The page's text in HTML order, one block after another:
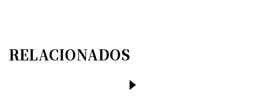
RELACIONADOS